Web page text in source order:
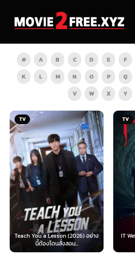
# A B C D E F
K
L M N O P Q
V
W X Y
Lesson (2026) อย่าง
TV
IT Welcome to Derry
ยินดีต้อนรับสู่เดอ